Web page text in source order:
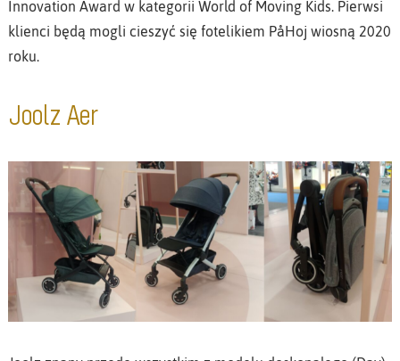
Innovation Award w kategorii World of Moving Kids. Pierwsi
klienci będą mogli cieszyć się fotelikiem PåHoj wiosną 2020
roku.
Joolz Aer